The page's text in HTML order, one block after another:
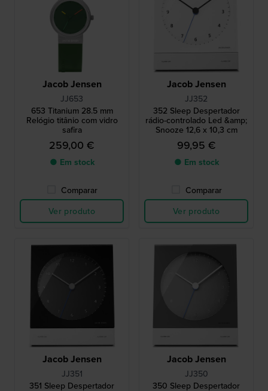
Jacob Jensen
JJ653
653 Titanium 28.5 mm
Relógio titânio com vidro
safira
259,00 €
● Em stock
Comparar
Ver produto
Jacob Jensen
JJ352
352 Sleep Despertador
rádio-controlado Led &amp;
Snooze 12,6 x 10,3 cm
99,95 €
● Em stock
Comparar
Ver produto
Jacob Jensen
JJ351
351 Sleep Despertador
Jacob Jensen
JJ350
350 Sleep Despertador